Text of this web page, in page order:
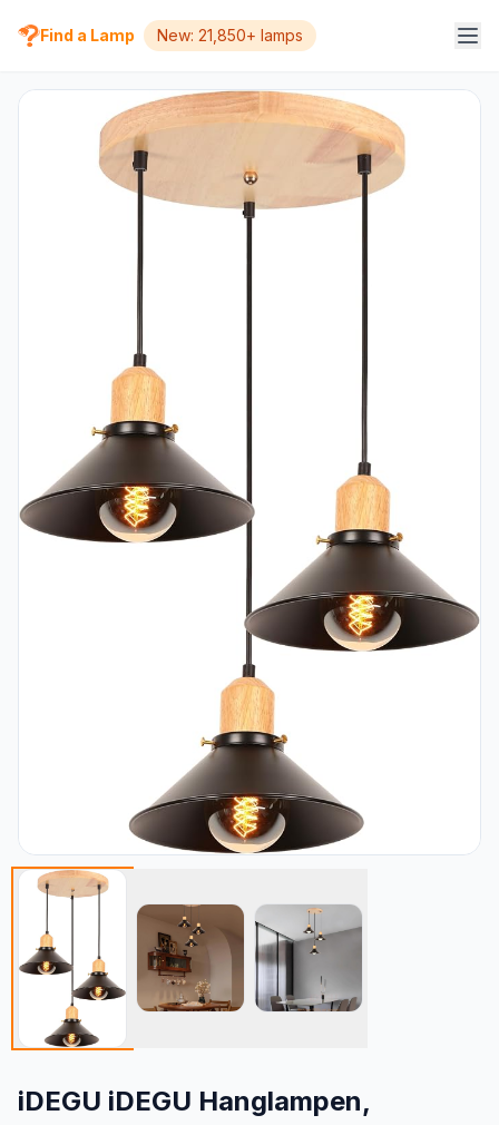
Find a Lamp New: 21,850+ lamps
iDEGU iDEGU Hanglampen,